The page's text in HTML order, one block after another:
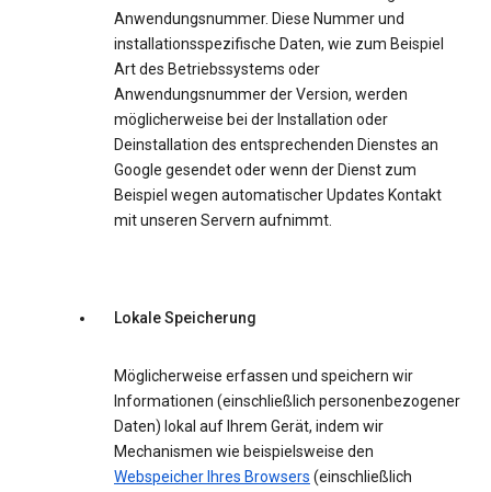
Anwendungsnummer. Diese Nummer und
installationsspezifische Daten, wie zum Beispiel
Art des Betriebssystems oder
Anwendungsnummer der Version, werden
möglicherweise bei der Installation oder
Deinstallation des entsprechenden Dienstes an
Google gesendet oder wenn der Dienst zum
Beispiel wegen automatischer Updates Kontakt
mit unseren Servern aufnimmt.
Lokale Speicherung
Möglicherweise erfassen und speichern wir
Informationen (einschließlich personenbezogener
Daten) lokal auf Ihrem Gerät, indem wir
Mechanismen wie beispielsweise den
Webspeicher Ihres Browsers (einschließlich